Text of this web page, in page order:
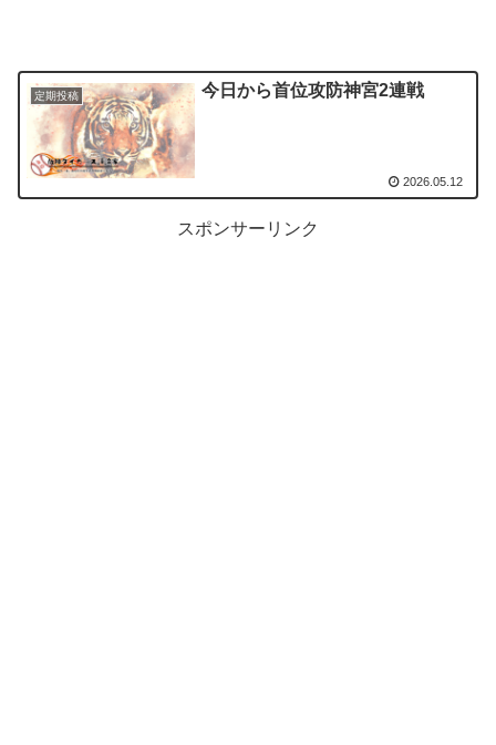
定期投稿 今日から首位攻防神宮2連戦
2026.05.12
スポンサーリンク